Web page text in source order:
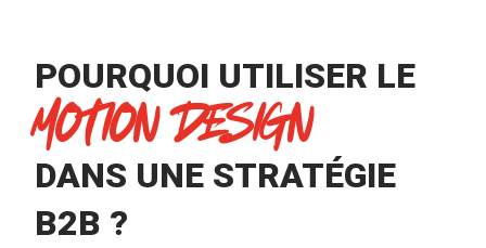
POURQUOI UTILISER LE
MOTION DESIGN
DANS UNE STRATÉGIE
B2B ?